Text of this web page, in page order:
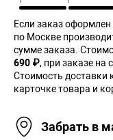
Если заказ
по Москве
сумме заказа.
690 ₽, при заказе на
Стоимость доставки
карточке товара и
Забрать в